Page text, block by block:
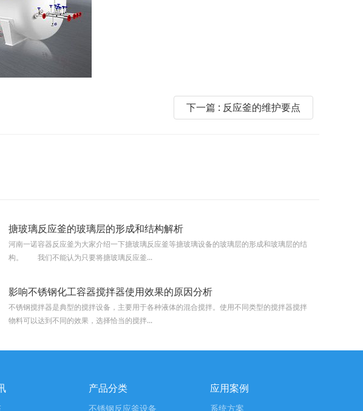
下一篇 : 反应釜的维护要点
搪玻璃反应釜的玻璃层的形成和结构解析
河南一诺容器反应釜为大家介绍一下搪玻璃反应釜等搪玻璃设备的玻璃层的形成和玻璃层的结
构。 我们不能认为只要将搪玻璃反应釜...
影响不锈钢化工容器搅拌器使用效果的原因分析
不锈钢搅拌器是典型的搅拌设备，主要用于各种液体的混合搅拌。使用不同类型的搅拌器搅拌
物料可以达到不同的效果，选择恰当的搅拌...
产品分类
不锈钢反应釜设备
应用案例
系统方案